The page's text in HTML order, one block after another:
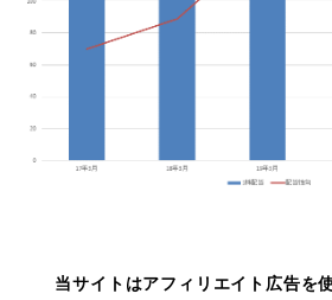
当サイトはアフィリエイト広告を